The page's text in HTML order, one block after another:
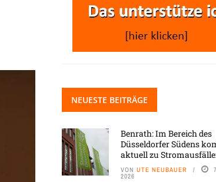
NEUESTE BEITRÄGE
Benrath: Im Bereich des
Düsseldorfer Südens
aktuell zu
VON UTE NEUBAUER
2026